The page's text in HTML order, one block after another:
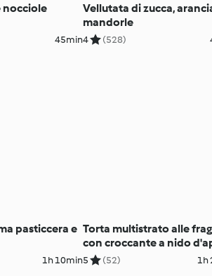
nocciole
45min
Vellutata di zucca,
mandorle
4 (528)
pasticcera e
1h 10min
Torta multistrato alle
con croccante a nido
5 (52) 1h